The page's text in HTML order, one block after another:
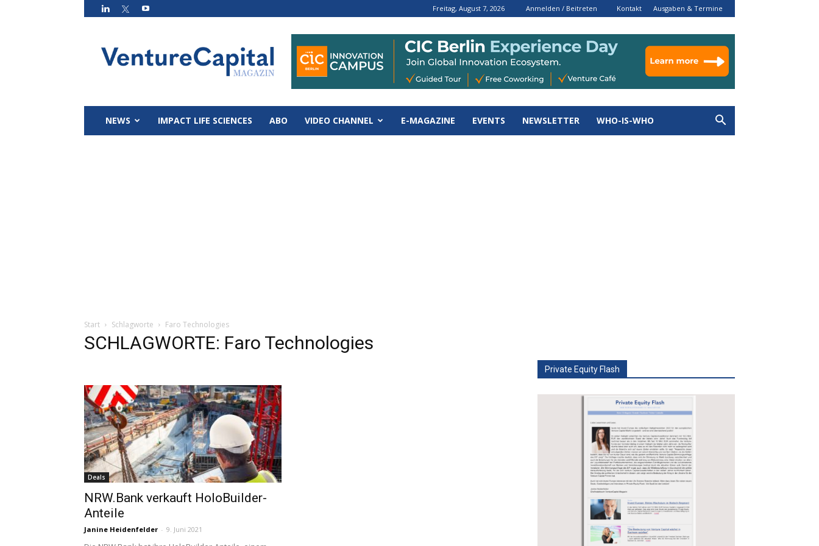
Freitag, August 7, 2026 Anmelden / Beitreten Kontakt Ausgaben & Termine
Magazin
NEWS IMPACT LIFE SCIENCES ABO VIDEO CHANNEL E-MAGAZINE EVENTS NEWSLETTER WHO-IS-WHO
Start Schlagworte Faro Technologies
SCHLAGWORTE: Faro Technologies
Deals
NRW.Bank verkauft HoloBuilder-
Anteile
Janine Heidenfelder - 9. Juni 2021
Private Equity Flash